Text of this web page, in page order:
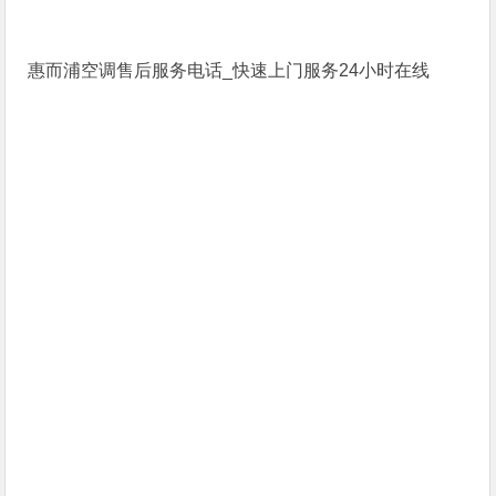
惠而浦空调售后服务电话_快速上门服务24小时在线